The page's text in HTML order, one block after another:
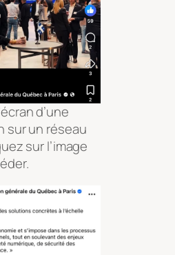
d’une
sur un réseau
sur l’image